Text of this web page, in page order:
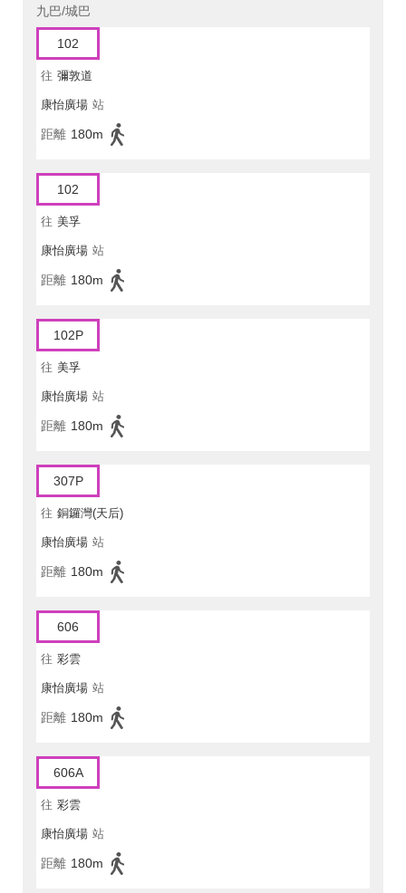
九巴/城巴
102
往 彌敦道
康怡廣場 站
距離 180m
102
往 美孚
康怡廣場 站
距離 180m
102P
往 美孚
康怡廣場 站
距離 180m
307P
往 銅鑼灣(天后)
康怡廣場 站
距離 180m
606
往 彩雲
康怡廣場 站
距離 180m
606A
往 彩雲
康怡廣場 站
距離 180m